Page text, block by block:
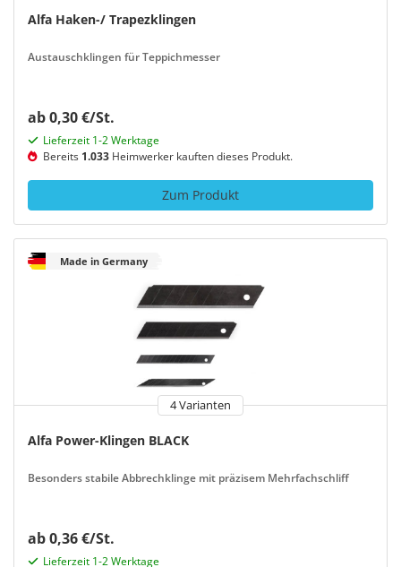
Alfa Haken-/ Trapezklingen
Austauschklingen für Teppichmesser
ab 0,30 €/St.
Lieferzeit 1-2 Werktage
Bereits 1.033 Heimwerker kauften dieses Produkt.
Zum Produkt
Made in Germany
4 Varianten
Alfa Power-Klingen BLACK
Besonders stabile Abbrechklinge mit präzisem Mehrfachschliff
ab 0,36 €/St.
Lieferzeit 1-2 Werktage